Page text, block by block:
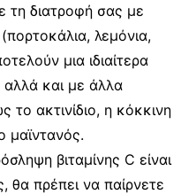
τη διατροφή σας με
λεμόνια,
μια ιδιαίτερα
αλλά και με άλλα
ακτινίδιο, η κόκκινη
μαϊντανός.
βιταμίνης C είναι
θα πρέπει να παίρνετε